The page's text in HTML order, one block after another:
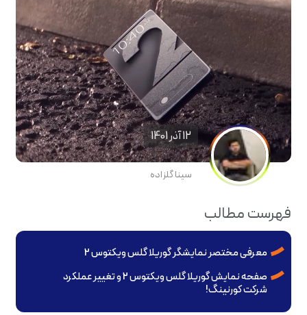
12 آذر 1401
سینا گلزاده
فهرست مطالب
معرفی مختصر نمایشگر گوریلا گلس ویکتوس 2
صفحه نمایش گوریلا گلس ویکتوس 2 و تغییر عملکرد
شرکت کورنینگ!